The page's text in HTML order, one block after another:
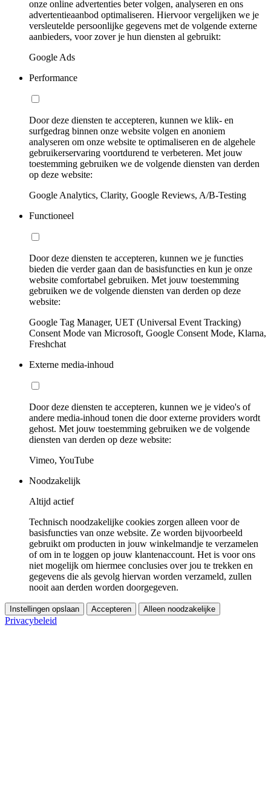
onze online advertenties beter volgen, analyseren en ons
advertentieaanbod optimaliseren. Hiervoor vergelijken we je
versleutelde persoonlijke gegevens met de volgende externe
aanbieders, voor zover je hun diensten al gebruikt:
Google Ads
Performance
Door deze diensten te accepteren, kunnen we klik- en
surfgedrag binnen onze website volgen en anoniem
analyseren om onze website te optimaliseren en de algehele
gebruikerservaring voortdurend te verbeteren. Met jouw
toestemming gebruiken we de volgende diensten van derden
op deze website:
Google Analytics, Clarity, Google Reviews, A/B-Testing
Functioneel
Door deze diensten te accepteren, kunnen we je functies
bieden die verder gaan dan de basisfuncties en kun je onze
website comfortabel gebruiken. Met jouw toestemming
gebruiken we de volgende diensten van derden op deze
website:
Google Tag Manager, UET (Universal Event Tracking)
Consent Mode van Microsoft, Google Consent Mode, Klarna,
Freshchat
Externe media-inhoud
Door deze diensten te accepteren, kunnen we je video's of
andere media-inhoud tonen die door externe providers wordt
gehost. Met jouw toestemming gebruiken we de volgende
diensten van derden op deze website:
Vimeo, YouTube
Noodzakelijk
Altijd actief
Technisch noodzakelijke cookies zorgen alleen voor de
basisfuncties van onze website. Ze worden bijvoorbeeld
gebruikt om producten in jouw winkelmandje te verzamelen
of om in te loggen op jouw klantenaccount. Het is voor ons
niet mogelijk om hiermee conclusies over jou te trekken en
gegevens die als gevolg hiervan worden verzameld, zullen
nooit aan derden worden doorgegeven.
Instellingen opslaan Accepteren Alleen noodzakelijke
Privacybeleid